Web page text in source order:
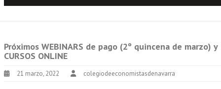
Próximos WEBINARS de pago (2º quincena de marzo) y
CURSOS ONLINE
21 marzo, 2022 colegiodeeconomistasdenavarra